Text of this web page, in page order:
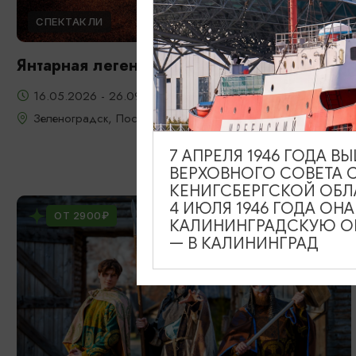
СПЕКТАКЛИ
Янтарная легенда
16.05.2026 - 26.09.2026, 22:00, 23:00, 20:00
Зеленоградск, Поселение викингов «Кауп»
ОТ 2900₽
7 АПРЕЛЯ 1946 ГОДА
ВЕРХОВНОГО СОВЕТА
КЕНИГСБЕРГСКОЙ
4 ИЮЛЯ 1946 ГОДА
КАЛИНИНГРАДСКУЮ
— В КАЛИНИНГРАД